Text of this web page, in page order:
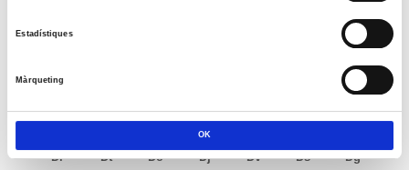
Estadístiques
Màrqueting
OK
Notícies
Dl
Dt Dc Dj Dv Ds
Dg